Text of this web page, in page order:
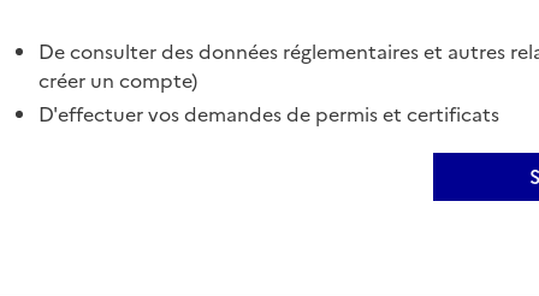
De consulter des données réglementaires et autres
créer un compte)
D'effectuer vos demandes de permis et certificats